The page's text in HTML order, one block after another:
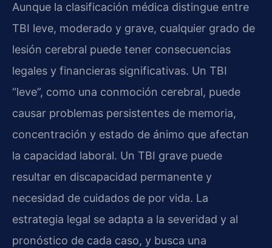
Aunque la clasificación médica distingue entre
TBI leve, moderado y grave, cualquier grado de
lesión cerebral puede tener consecuencias
legales y financieras significativas. Un TBI
“leve”, como una conmoción cerebral, puede
causar problemas persistentes de memoria,
concentración y estado de ánimo que afectan
la capacidad laboral. Un TBI grave puede
resultar en discapacidad permanente y
necesidad de cuidados de por vida. La
estrategia legal se adapta a la severidad y al
pronóstico de cada caso, y busca una